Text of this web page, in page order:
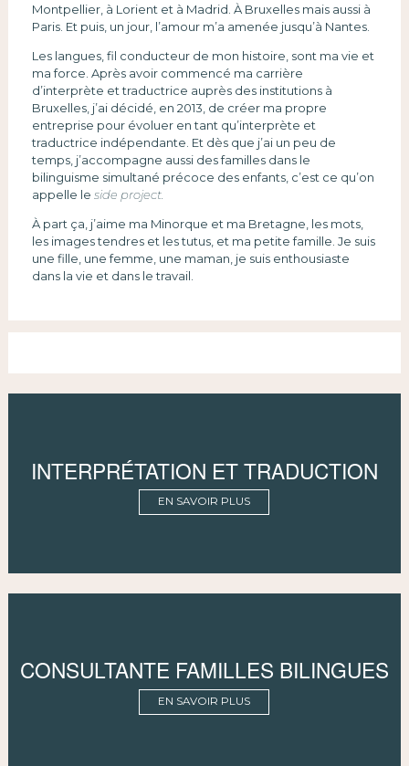
Montpellier, à Lorient et à Madrid. À Bruxelles mais aussi à
Paris. Et puis, un jour, l’amour m’a amenée jusqu’à Nantes.
Les langues, fil conducteur de mon histoire, sont ma vie et
ma force. Après avoir commencé ma carrière
d’interprète et traductrice auprès des institutions à
Bruxelles, j’ai décidé, en 2013, de créer ma propre
entreprise pour évoluer en tant qu’interprète et
traductrice indépendante. Et dès que j’ai un peu de
temps, j’accompagne aussi des familles dans le
bilinguisme simultané précoce des enfants, c’est ce qu’on
appelle le side project.
À part ça, j’aime ma Minorque et ma Bretagne, les mots,
les images tendres et les tutus, et ma petite famille. Je suis
une fille, une femme, une maman, je suis enthousiaste
dans la vie et dans le travail.
INTERPRÉTATION ET TRADUCTION
EN SAVOIR PLUS
CONSULTANTE FAMILLES BILINGUES
EN SAVOIR PLUS